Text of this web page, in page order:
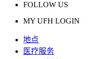
FOLLOW US
MY UFH LOGIN
地点
医疗服务